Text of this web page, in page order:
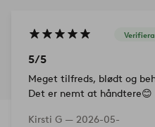
5/5
Meget tilfreds, blødt og
Det er nemt at håndtere😊
Kirsti G — 2026-05-